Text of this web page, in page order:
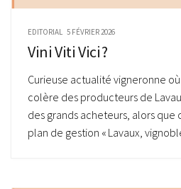
EDITORIAL 5 FÉVRIER 2026
Vini Viti Vici ?
Curieuse actualité vigneronne
colère des producteurs de
des grands acheteurs, alors que
plan de gestion « Lavaux,